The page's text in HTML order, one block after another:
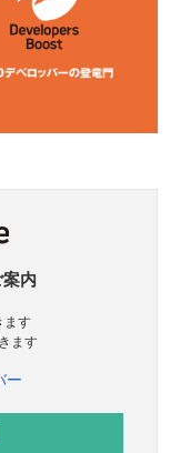
内
ます
ます
ー